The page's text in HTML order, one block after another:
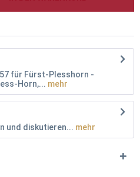
für Fürst-Plesshorn -
Horn,... mehr
und diskutieren... mehr